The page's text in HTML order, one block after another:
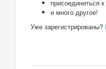
присоединиться
и много другое!
Уже зарегистрированы?